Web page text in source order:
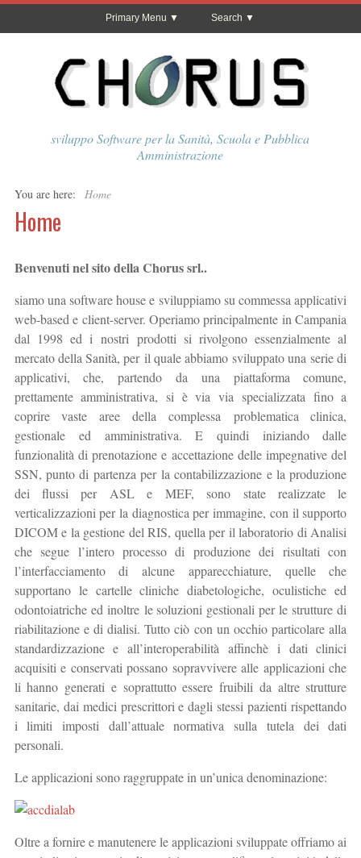
Primary Menu Search
sviluppo Software per la Sanità, Scuola e Pubblica
Amministrazione
You are here: Home
Home
Benvenuti nel sito della Chorus srl..
siamo una software house e sviluppiamo su commessa applicativi
web-based e client-server. Operiamo principalmente in Campania
dal 1998 ed i nostri prodotti si rivolgono essenzialmente al
mercato della Sanità, per il quale abbiamo sviluppato una serie di
applicativi, che, partendo da una piattaforma comune,
prettamente amministrativa, si è via via specializzata fino a
coprire vaste aree della complessa problematica clinica,
gestionale ed amministrativa. E quindi iniziando dalle
funzionalità di prenotazione e accettazione delle impegnative del
SSN, punto di partenza per la contabilizzazione e la produzione
dei flussi per ASL e MEF, sono state realizzate le
verticalizzazioni per la diagnostica per immagine, con il supporto
DICOM e la gestione del RIS, quella per il laboratorio di Analisi
che segue l’intero processo di produzione dei risultati con
l’interfacciamento di alcune apparecchiature, quelle che
supportano le cartelle cliniche diabetologiche, oculistiche ed
odontoiatriche ed inoltre le soluzioni gestionali per le strutture di
riabilitazione e di dialisi. Tutto ciò con un occhio particolare alla
standardizzazione e all’interoperabilità affinchè i dati clinici
acquisiti e conservati possano sopravvivere alle applicazioni che
li hanno generati e soprattutto essere fruibili da altre strutture
sanitarie, dai medici prescrittori e dagli stessi pazienti rispettando
i limiti imposti dall’attuale normativa sulla tutela dei dati
personali.
Le applicazioni sono raggruppate in un’unica denominazione:
Oltre a fornire e manutenere le applicazioni sviluppate offriamo ai